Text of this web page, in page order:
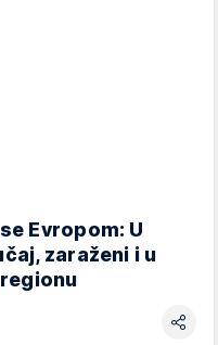
Evropom: U
zaraženi i u